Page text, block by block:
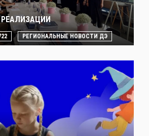
РЕГИОНАЛЬНЫЕ НОВОСТИ ДЭ